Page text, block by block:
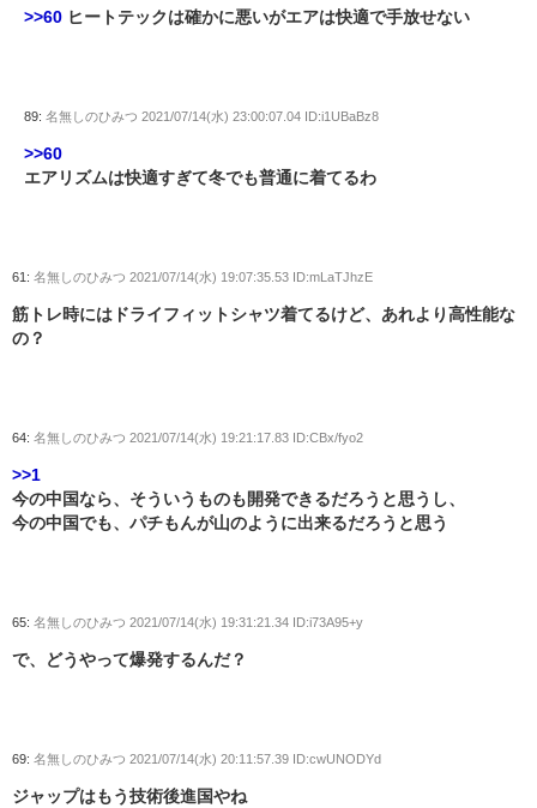
>>60 ヒートテックは確かに悪いがエアは快適で手放せない
89: 名無しのひみつ 2021/07/14(水) 23:00:07.04 ID:i1UBaBz8
>>60
エアリズムは快適すぎて冬でも普通に着てるわ
61: 名無しのひみつ 2021/07/14(水) 19:07:35.53 ID:mLaTJhzE
筋トレ時にはドライフィットシャツ着てるけど、あれより高性能な
の？
64: 名無しのひみつ 2021/07/14(水) 19:21:17.83 ID:CBx/fyo2
>>1
今の中国なら、そういうものも開発できるだろうと思うし、
今の中国でも、パチもんが山のように出来るだろうと思う
65: 名無しのひみつ 2021/07/14(水) 19:31:21.34 ID:i73A95+y
で、どうやって爆発するんだ？
69: 名無しのひみつ 2021/07/14(水) 20:11:57.39 ID:cwUNODYd
ジャップはもう技術後進国やね